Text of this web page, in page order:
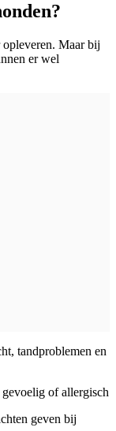
opleveren. Maar bij
er wel
, tandproblemen en
of allergisch
geven bij